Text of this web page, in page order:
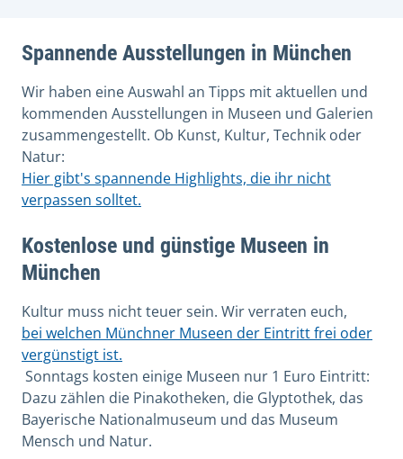
Spannende Ausstellungen in München
Wir haben eine Auswahl an Tipps mit aktuellen und
kommenden Ausstellungen in Museen und Galerien
zusammengestellt. Ob Kunst, Kultur, Technik oder
Natur:
Hier gibt's spannende Highlights, die ihr nicht
verpassen solltet.
Kostenlose und günstige Museen in
München
Kultur muss nicht teuer sein. Wir verraten euch,
bei welchen Münchner Museen der Eintritt frei oder
vergünstigt ist.
Sonntags kosten einige Museen nur 1 Euro Eintritt:
Dazu zählen die Pinakotheken, die Glyptothek, das
Bayerische Nationalmuseum und das Museum
Mensch und Natur.